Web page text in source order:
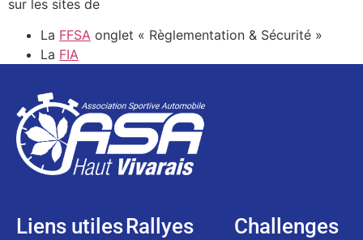
sur les sites de
La FFSA onglet « Règlementation & Sécurité »
La FIA
Liens utilesRallyes Challenges